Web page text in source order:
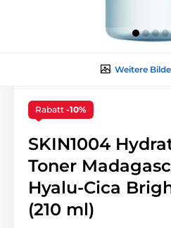
Weitere
Rabatt -10%
SKIN1004
Toner
Hyalu-Cica
(210 ml)